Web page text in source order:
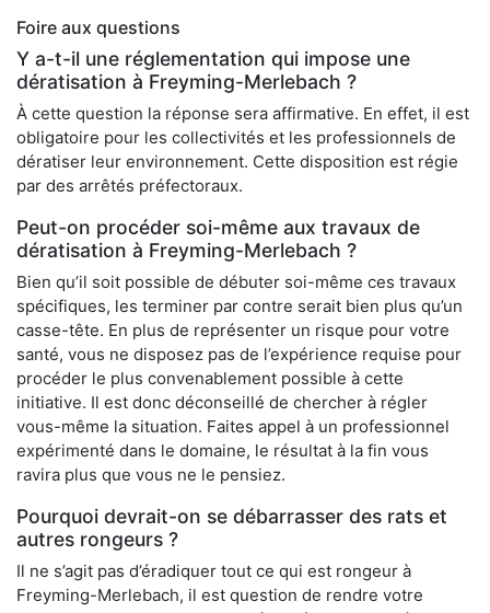
Foire aux questions
Y a-t-il une réglementation qui impose une
dératisation à Freyming-Merlebach ?
À cette question la réponse sera affirmative. En effet, il est
obligatoire pour les collectivités et les professionnels de
dératiser leur environnement. Cette disposition est régie
par des arrêtés préfectoraux.
Peut-on procéder soi-même aux travaux de
dératisation à Freyming-Merlebach ?
Bien qu’il soit possible de débuter soi-même ces travaux
spécifiques, les terminer par contre serait bien plus qu’un
casse-tête. En plus de représenter un risque pour votre
santé, vous ne disposez pas de l’expérience requise pour
procéder le plus convenablement possible à cette
initiative. Il est donc déconseillé de chercher à régler
vous-même la situation. Faites appel à un professionnel
expérimenté dans le domaine, le résultat à la fin vous
ravira plus que vous ne le pensiez.
Pourquoi devrait-on se débarrasser des rats et
autres rongeurs ?
Il ne s’agit pas d’éradiquer tout ce qui est rongeur à
Freyming-Merlebach, il est question de rendre votre